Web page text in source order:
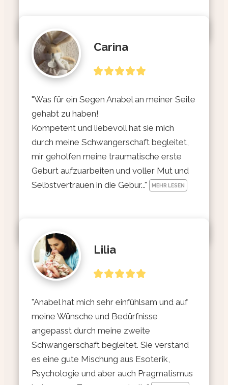
Carina
"Was für ein Segen Anabel an meiner Seite
gehabt zu haben!
Kompetent und liebevoll hat sie mich
durch meine Schwangerschaft begleitet,
mir geholfen meine traumatische erste
Geburt aufzuarbeiten und voller Mut und
Selbstvertrauen in die Gebur..."
MEHR LESEN
Lilia
"Anabel hat mich sehr einfühlsam und auf
meine Wünsche und Bedürfnisse
angepasst durch meine zweite
Schwangerschaft begleitet. Sie verstand
es eine gute Mischung aus Esoterik,
Psychologie und aber auch Pragmatismus